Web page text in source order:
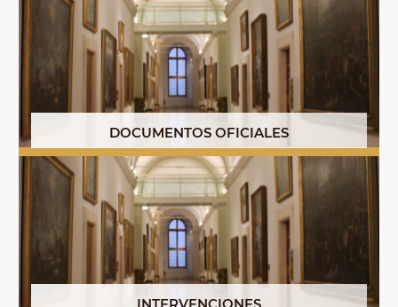
DOCUMENTOS OFICIALES
INTERVENCIONES